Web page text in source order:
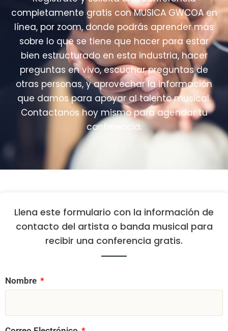
completamente gratis con MUSICA GWCOA en
línea, por zoom, donde podrás aprender más
sobre lo que se tiene que hacer para estar
bien estructurado en esta industria, hacer
preguntas en vivo, escuchar preguntas de
otras personas, y aprovechar la información
que damos para apoyar al talento musical.
Contactanos hoy mismo para agendar tu
conferencia.
Llena este formulario con la información de
contacto del artista o banda musical para
recibir una conferencia gratis.
Nombre